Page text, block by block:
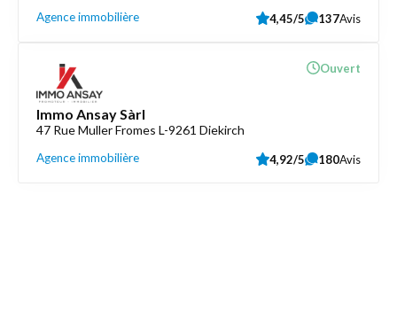
Agence immobilière 4,45/5 137Avis
Immo Ansay Sàrl
47 Rue Muller Fromes L-9261 Diekirch
Agence immobilière
Ouvert
4,92/5 180Avis